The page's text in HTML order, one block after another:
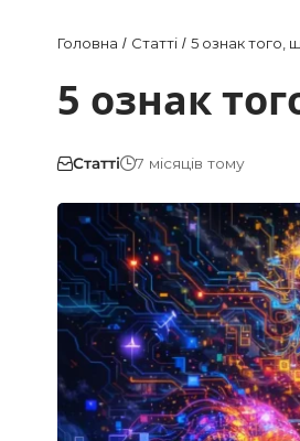
Головна / Статті / 5 ознак того,
5 ознак
Статті 7 місяців тому